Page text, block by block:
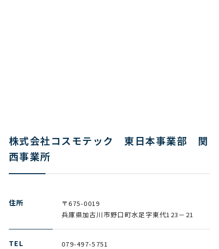
株式会社コスモテック 東日本事業部 関
西事業所
住所
〒675-0019
兵庫県加古川市野口町水足字東代123－21
TEL 079-497-5751